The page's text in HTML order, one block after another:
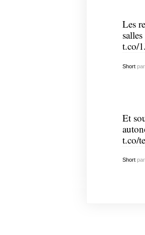
Les
t.co/
Shortpar
Et
t.co/
Shortpar